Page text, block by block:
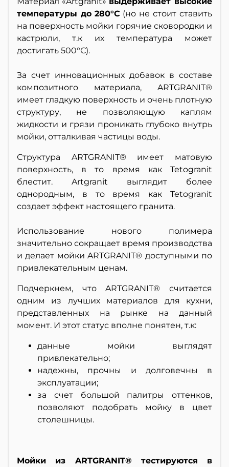
температуры до 280°С (но не стоит ставить
на поверхность мойки горячие сковородки и
кастрюли, т.к их температура может
достигать 500°С).
За счет инновационных добавок в составе
композитного материала, ARTGRANIT®
имеет гладкую поверхность и очень плотную
структуру, не позволяющую каплям
жидкости и грязи проникать глубоко внутрь
мойки, отталкивая частицы воды.
Структура ARTGRANIT® имеет матовую
поверхность, в то время как Tetogranit
блестит. Artgranit выглядит более
однородным, в то время как Tetogranit
создает эффект настоящего гранита.
Использование нового полимера
значительно сокращает время производства
и делает мойки ARTGRANIT® доступными по
привлекательным ценам.
Подчеркнем, что ARTGRANIT® считается
одним из лучших материалов для кухни,
представленных на рынке на данный
момент. И этот статус вполне понятен, т.к:
данные мойки выглядят
привлекательно;
надежны, прочны и долговечны в
эксплуатации;
за счет большой палитры оттенков,
позволяют подобрать мойку в цвет
столешницы.
Мойки из ARTGRANIT® тестируются в